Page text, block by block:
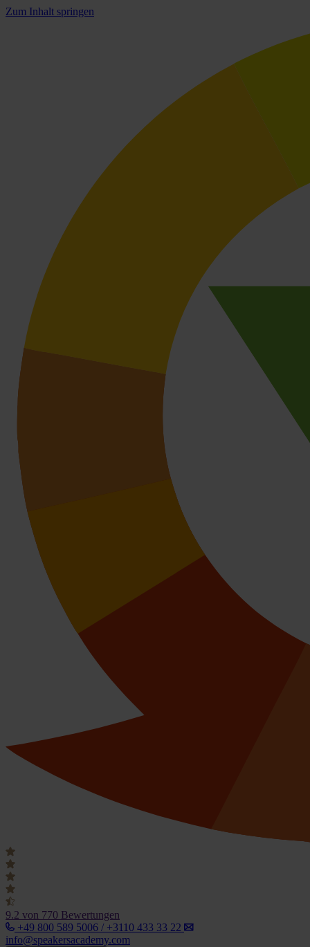
Zum Inhalt springen
9.2 von 770 Bewertungen
+49 800 589 5006 / +3110 433 33 22
info@speakersacademy.com